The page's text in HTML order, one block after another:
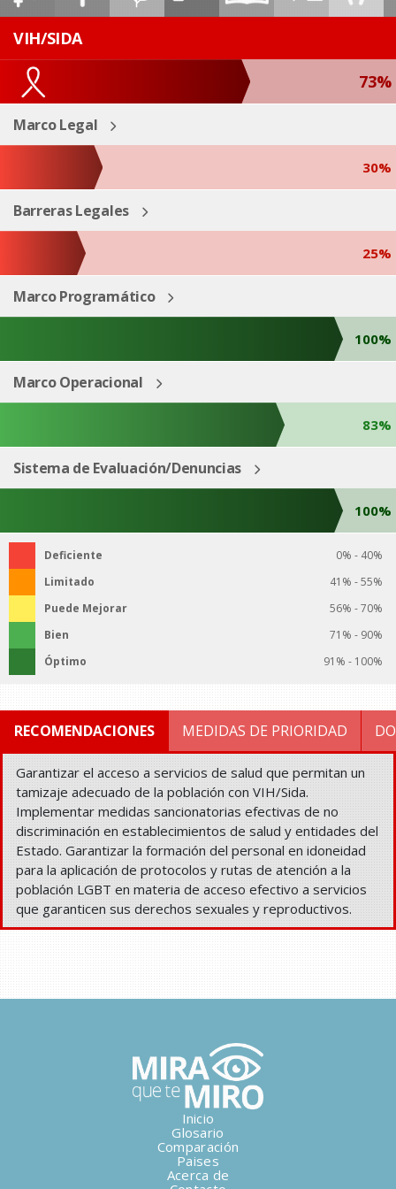
ESP ENG
VIH/SIDA
73%
Marco Legal
30%
Barreras Legales
25%
Marco Programático
100%
Marco Operacional
83%
Sistema de Evaluación/Denuncias
100%
Deficiente
0% - 40%
Limitado
41% - 55%
Puede Mejorar
56% - 70%
Bien
71% - 90%
Óptimo
91% - 100%
RECOMENDACIONES MEDIDAS DE PRIORIDAD
Garantizar el acceso a servicios de salud que permitan un
tamizaje adecuado de la población con VIH/Sida.
Implementar medidas sancionatorias efectivas de no
discriminación en establecimientos de salud y entidades del
Estado. Garantizar la formación del personal en idoneidad
para la aplicación de protocolos y rutas de atención a la
población LGBT en materia de acceso efectivo a servicios
que garanticen sus derechos sexuales y reproductivos.
Inicio
Glosario
Comparación
Paises
Acerca de